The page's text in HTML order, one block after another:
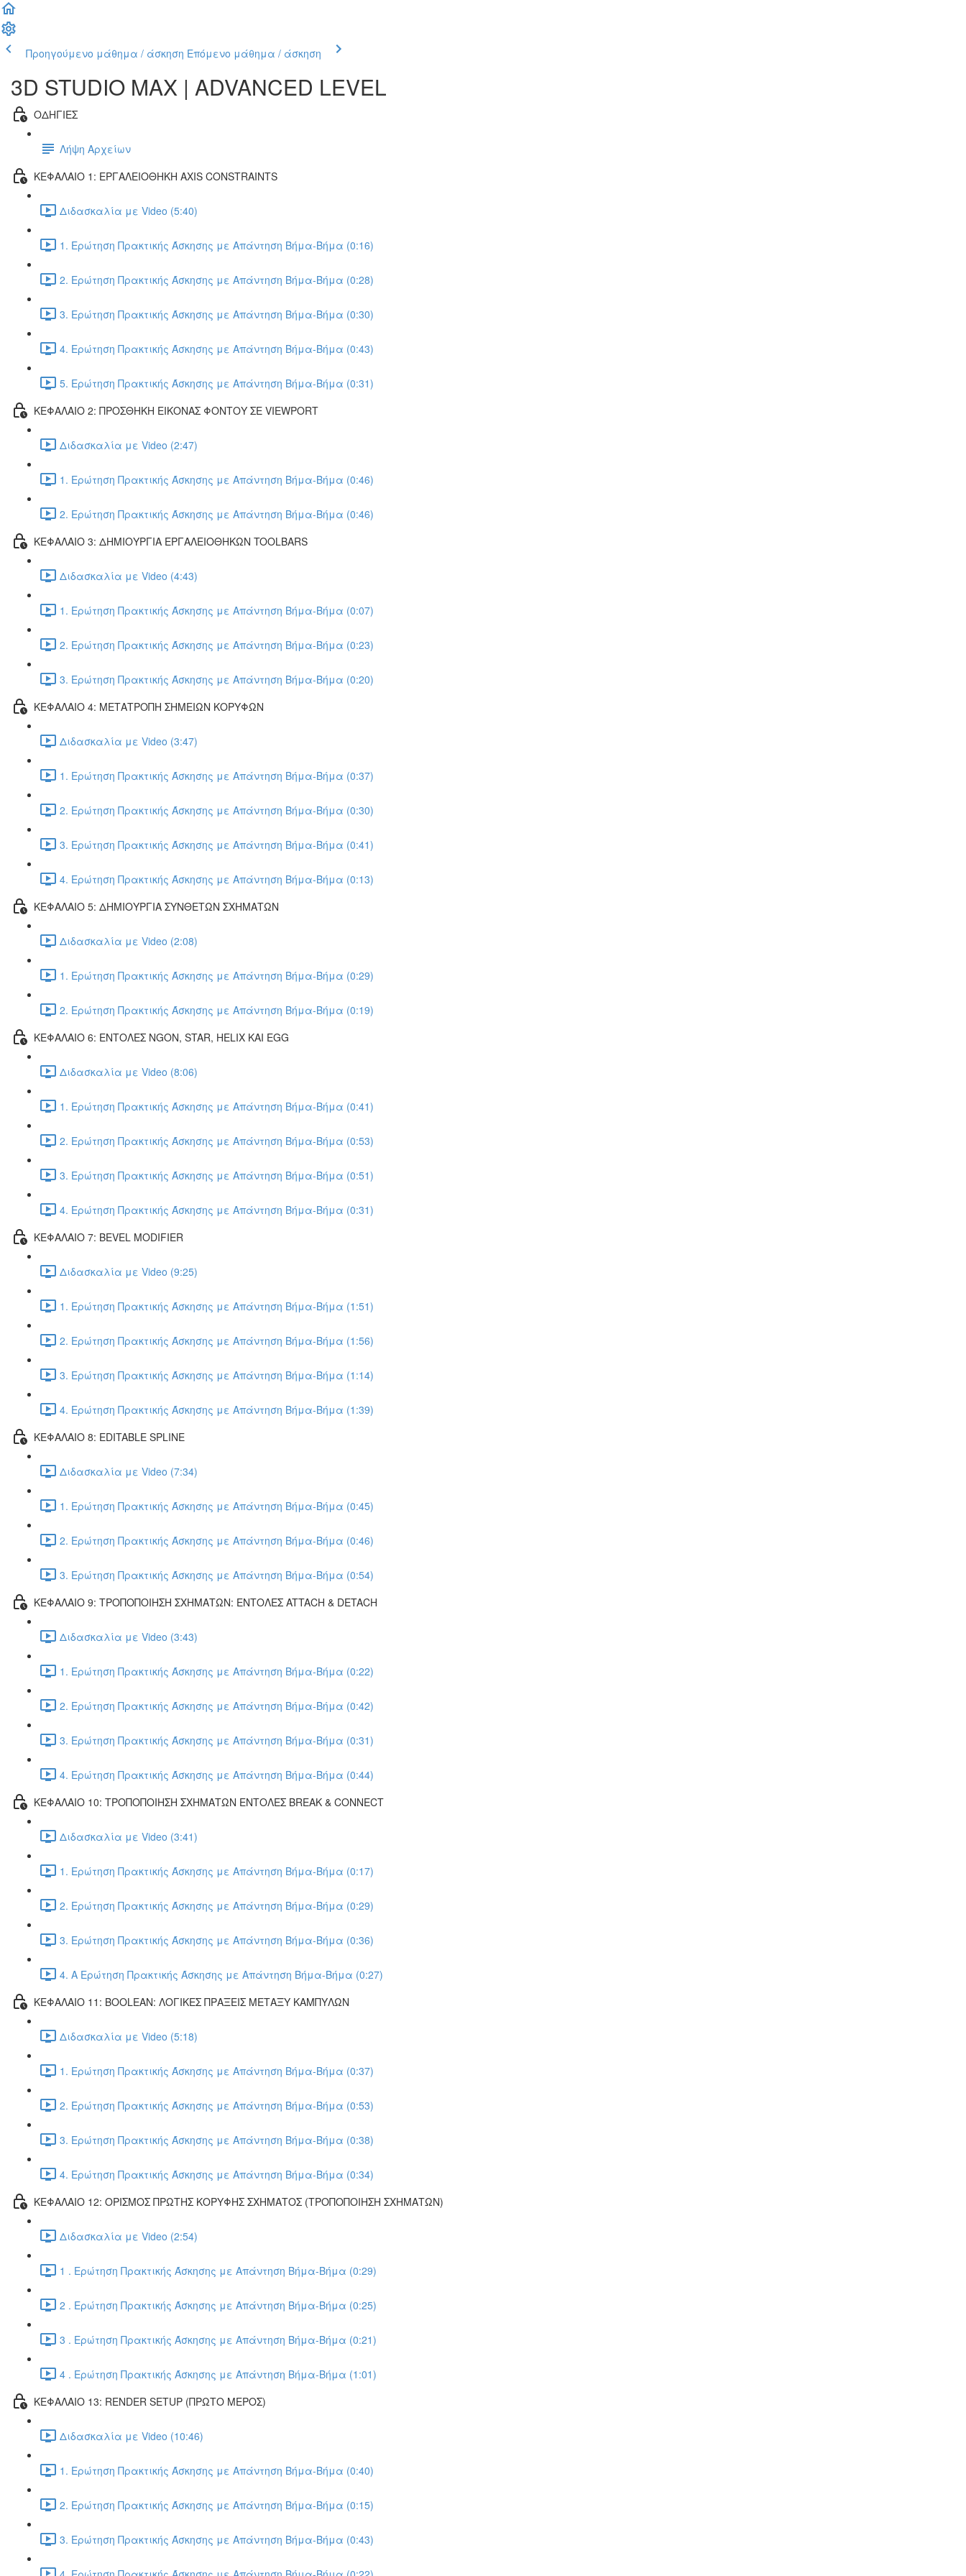
Προηγούμενο μάθημα / άσκηση Επόμενο μάθημα / άσκηση
3D STUDIO MAX | ADVANCED LEVEL
ΟΔΗΓΙΕΣ
Λήψη Αρχείων
ΚΕΦΑΛΑΙΟ 1: ΕΡΓΑΛΕΙΟΘΗΚΗ AXIS CONSTRAINTS
Διδασκαλία με Video (5:40)
1. Ερώτηση Πρακτικής Άσκησης με Απάντηση Βήμα-Βήμα (0:16)
2. Ερώτηση Πρακτικής Άσκησης με Απάντηση Βήμα-Βήμα (0:28)
3. Ερώτηση Πρακτικής Άσκησης με Απάντηση Βήμα-Βήμα (0:30)
4. Ερώτηση Πρακτικής Άσκησης με Απάντηση Βήμα-Βήμα (0:43)
5. Ερώτηση Πρακτικής Άσκησης με Απάντηση Βήμα-Βήμα (0:31)
ΚΕΦΑΛΑΙΟ 2: ΠΡΟΣΘΗΚΗ ΕΙΚΟΝΑΣ ΦΟΝΤΟΥ ΣΕ VIEWPORT
Διδασκαλία με Video (2:47)
1. Ερώτηση Πρακτικής Άσκησης με Απάντηση Βήμα-Βήμα (0:46)
2. Ερώτηση Πρακτικής Άσκησης με Απάντηση Βήμα-Βήμα (0:46)
ΚΕΦΑΛΑΙΟ 3: ΔΗΜΙΟΥΡΓΙΑ ΕΡΓΑΛΕΙΟΘΗΚΩΝ TOOLBARS
Διδασκαλία με Video (4:43)
1. Ερώτηση Πρακτικής Άσκησης με Απάντηση Βήμα-Βήμα (0:07)
2. Ερώτηση Πρακτικής Άσκησης με Απάντηση Βήμα-Βήμα (0:23)
3. Ερώτηση Πρακτικής Άσκησης με Απάντηση Βήμα-Βήμα (0:20)
ΚΕΦΑΛΑΙΟ 4: ΜΕΤΑΤΡΟΠΗ ΣΗΜΕΙΩΝ ΚΟΡΥΦΩΝ
Διδασκαλία με Video (3:47)
1. Ερώτηση Πρακτικής Άσκησης με Απάντηση Βήμα-Βήμα (0:37)
2. Ερώτηση Πρακτικής Άσκησης με Απάντηση Βήμα-Βήμα (0:30)
3. Ερώτηση Πρακτικής Άσκησης με Απάντηση Βήμα-Βήμα (0:41)
4. Ερώτηση Πρακτικής Άσκησης με Απάντηση Βήμα-Βήμα (0:13)
ΚΕΦΑΛΑΙΟ 5: ΔΗΜΙΟΥΡΓΙΑ ΣΥΝΘΕΤΩΝ ΣΧΗΜΑΤΩΝ
Διδασκαλία με Video (2:08)
1. Ερώτηση Πρακτικής Άσκησης με Απάντηση Βήμα-Βήμα (0:29)
2. Ερώτηση Πρακτικής Άσκησης με Απάντηση Βήμα-Βήμα (0:19)
ΚΕΦΑΛΑΙΟ 6: ΕΝΤΟΛΕΣ NGON, STAR, HELIX ΚΑΙ EGG
Διδασκαλία με Video (8:06)
1. Ερώτηση Πρακτικής Άσκησης με Απάντηση Βήμα-Βήμα (0:41)
2. Ερώτηση Πρακτικής Άσκησης με Απάντηση Βήμα-Βήμα (0:53)
3. Ερώτηση Πρακτικής Άσκησης με Απάντηση Βήμα-Βήμα (0:51)
4. Ερώτηση Πρακτικής Άσκησης με Απάντηση Βήμα-Βήμα (0:31)
ΚΕΦΑΛΑΙΟ 7: BEVEL MODIFIER
Διδασκαλία με Video (9:25)
1. Ερώτηση Πρακτικής Άσκησης με Απάντηση Βήμα-Βήμα (1:51)
2. Ερώτηση Πρακτικής Άσκησης με Απάντηση Βήμα-Βήμα (1:56)
3. Ερώτηση Πρακτικής Άσκησης με Απάντηση Βήμα-Βήμα (1:14)
4. Ερώτηση Πρακτικής Άσκησης με Απάντηση Βήμα-Βήμα (1:39)
ΚΕΦΑΛΑΙΟ 8: EDITABLE SPLINE
Διδασκαλία με Video (7:34)
1. Ερώτηση Πρακτικής Άσκησης με Απάντηση Βήμα-Βήμα (0:45)
2. Ερώτηση Πρακτικής Άσκησης με Απάντηση Βήμα-Βήμα (0:46)
3. Ερώτηση Πρακτικής Άσκησης με Απάντηση Βήμα-Βήμα (0:54)
ΚΕΦΑΛΑΙΟ 9: ΤΡΟΠΟΠΟΙΗΣΗ ΣΧΗΜΑΤΩΝ: ΕΝΤΟΛΕΣ ATTACH & DETACH
Διδασκαλία με Video (3:43)
1. Ερώτηση Πρακτικής Άσκησης με Απάντηση Βήμα-Βήμα (0:22)
2. Ερώτηση Πρακτικής Άσκησης με Απάντηση Βήμα-Βήμα (0:42)
3. Ερώτηση Πρακτικής Άσκησης με Απάντηση Βήμα-Βήμα (0:31)
4. Ερώτηση Πρακτικής Άσκησης με Απάντηση Βήμα-Βήμα (0:44)
ΚΕΦΑΛΑΙΟ 10: ΤΡΟΠΟΠΟΙΗΣΗ ΣΧΗΜΑΤΩΝ ΕΝΤΟΛΕΣ BREAK & CONNECT
Διδασκαλία με Video (3:41)
1. Ερώτηση Πρακτικής Άσκησης με Απάντηση Βήμα-Βήμα (0:17)
2. Ερώτηση Πρακτικής Άσκησης με Απάντηση Βήμα-Βήμα (0:29)
3. Ερώτηση Πρακτικής Άσκησης με Απάντηση Βήμα-Βήμα (0:36)
4. Α Ερώτηση Πρακτικής Άσκησης με Απάντηση Βήμα-Βήμα (0:27)
ΚΕΦΑΛΑΙΟ 11: BOOLEAN: ΛΟΓΙΚΕΣ ΠΡΑΞΕΙΣ ΜΕΤΑΞΥ ΚΑΜΠΥΛΩΝ
Διδασκαλία με Video (5:18)
1. Ερώτηση Πρακτικής Άσκησης με Απάντηση Βήμα-Βήμα (0:37)
2. Ερώτηση Πρακτικής Άσκησης με Απάντηση Βήμα-Βήμα (0:53)
3. Ερώτηση Πρακτικής Άσκησης με Απάντηση Βήμα-Βήμα (0:38)
4. Ερώτηση Πρακτικής Άσκησης με Απάντηση Βήμα-Βήμα (0:34)
ΚΕΦΑΛΑΙΟ 12: ΟΡΙΣΜΟΣ ΠΡΩΤΗΣ ΚΟΡΥΦΗΣ ΣΧΗΜΑΤΟΣ (ΤΡΟΠΟΠΟΙΗΣΗ ΣΧΗΜΑΤΩΝ)
Διδασκαλία με Video (2:54)
1 . Ερώτηση Πρακτικής Άσκησης με Απάντηση Βήμα-Βήμα (0:29)
2 . Ερώτηση Πρακτικής Άσκησης με Απάντηση Βήμα-Βήμα (0:25)
3 . Ερώτηση Πρακτικής Άσκησης με Απάντηση Βήμα-Βήμα (0:21)
4 . Ερώτηση Πρακτικής Άσκησης με Απάντηση Βήμα-Βήμα (1:01)
ΚΕΦΑΛΑΙΟ 13: RENDER SETUP (ΠΡΩΤΟ ΜΕΡΟΣ)
Διδασκαλία με Video (10:46)
1. Ερώτηση Πρακτικής Άσκησης με Απάντηση Βήμα-Βήμα (0:40)
2. Ερώτηση Πρακτικής Άσκησης με Απάντηση Βήμα-Βήμα (0:15)
3. Ερώτηση Πρακτικής Άσκησης με Απάντηση Βήμα-Βήμα (0:43)